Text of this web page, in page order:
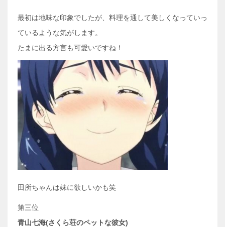
最初は地味な印象でしたが、料理を通して美しくなっていっ
ているような気がします。
たまに出る方言も可愛いですね！
田所ちゃんは妹に欲しいかも笑
第三位
青山七海(さくら荘のペットな彼女)